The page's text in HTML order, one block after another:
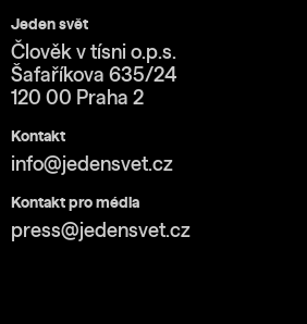
Jeden svět
Člověk v tísni o.p.s.
Šafaříkova 635/24
120 00 Praha 2
Kontakt
info@jedensvet.cz
Kontakt pro média
press@jedensvet.cz